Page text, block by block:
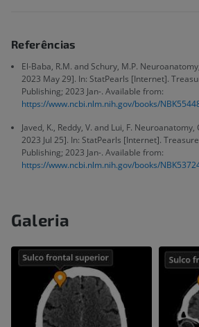
Referências
El-Baba, R.M. and Schury, M.P.
2023 May 29]. In: StatPearls [Internet].
Publishing; 2023 Jan-. Available from:
https://www.ncbi.nlm.nih.gov/books/
Javed, K., Reddy, V. and Lui, F.
2023 Jul 25]. In: StatPearls [Internet].
Publishing; 2023 Jan-. Available from:
https://www.ncbi.nlm.nih.gov/books/
Galeria